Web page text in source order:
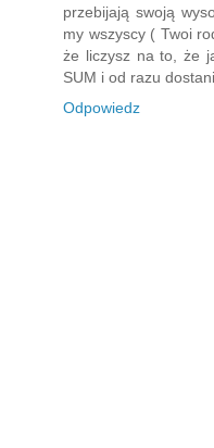
przebijają swoją
my wszyscy ( Twoi
że liczysz na to, że
SUM i od razu
Odpowiedz